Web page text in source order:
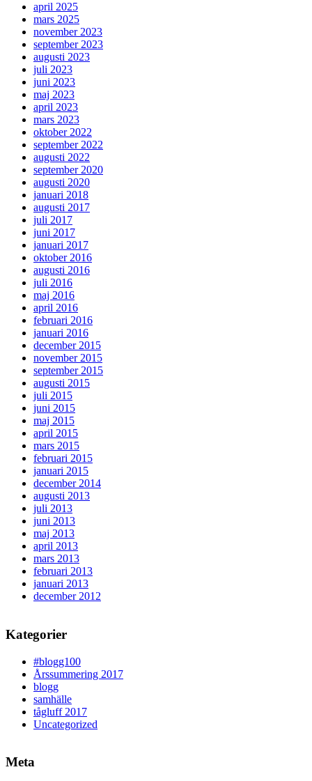
april 2025
mars 2025
november 2023
september 2023
augusti 2023
juli 2023
juni 2023
maj 2023
april 2023
mars 2023
oktober 2022
september 2022
augusti 2022
september 2020
augusti 2020
januari 2018
augusti 2017
juli 2017
juni 2017
januari 2017
oktober 2016
augusti 2016
juli 2016
maj 2016
april 2016
februari 2016
januari 2016
december 2015
november 2015
september 2015
augusti 2015
juli 2015
juni 2015
maj 2015
april 2015
mars 2015
februari 2015
januari 2015
december 2014
augusti 2013
juli 2013
juni 2013
maj 2013
april 2013
mars 2013
februari 2013
januari 2013
december 2012
Kategorier
#blogg100
Årssummering 2017
blogg
samhälle
tågluff 2017
Uncategorized
Meta